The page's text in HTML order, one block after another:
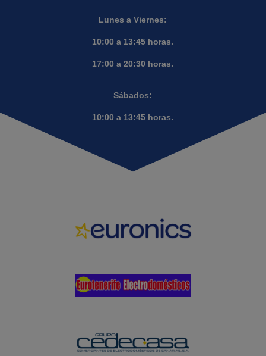
Lunes a Viernes:
10:00 a 13:45 horas.
17:00 a 20:30 horas.
Sábados:
10:00 a 13:45 horas.